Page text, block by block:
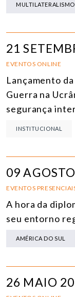
MULTILATERALISMO
21
EVENTOS ONLINE
Lançamento
Guerra na
segurança
INSTITUCIONAL
09
EVENTOS
A hora da
seu entorno
AMÉRICA DO SUL
26 MAIO